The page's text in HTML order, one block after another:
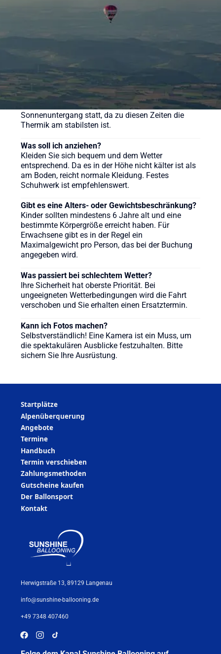
verschiedene Pakete für unsere Ballonfahrten an,
sehen Sie sich gerne auf der Webseite um.
90 Minuten, das gesamte Erlebnis inklusive
Vorbereitung und Taufe dauert ca. 3-4 Stunden.
Wann ist die beste Zeit für eine Ballonfahrt?
Ballonfahrten finden meist früh morgens nach
Sonnenaufgang oder am späten Nachmittag vor
Sonnenuntergang statt, da zu diesen Zeiten die
Thermik am stabilsten ist.
Was soll ich anziehen?
Kleiden Sie sich bequem und dem Wetter
entsprechend. Da es in der Höhe nicht kälter ist als
am Boden, reicht normale Kleidung. Festes
Schuhwerk ist empfehlenswert.
Gibt es eine Alters- oder Gewichtsbeschränkung?
Kinder sollten mindestens 6 Jahre alt und eine
bestimmte Körpergröße erreicht haben. Für
Erwachsene gibt es in der Regel ein
Maximalgewicht pro Person, das bei der Buchung
angegeben wird.
Was passiert bei schlechtem Wetter?
Ihre Sicherheit hat oberste Priorität. Bei
ungeeigneten Wetterbedingungen wird die Fahrt
verschoben und Sie erhalten einen Ersatztermin.
Kann ich Fotos machen?
Selbstverständlich! Eine Kamera ist ein Muss, um
die spektakulären Ausblicke festzuhalten. Bitte
sichern Sie Ihre Ausrüstung.
Startplätze
Alpenüberquerung
Angebote
Termine
Handbuch
Termin verschieben
Zahlungsmethoden
Gutscheine kaufen
Der Ballonsport
Kontakt
Herwigstraße 13, 89129 Langenau
info@sunshine-ballooning.de
+49 7348 407460